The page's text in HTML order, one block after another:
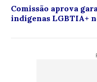
Comissão aprova
indígenas LGBTIA+